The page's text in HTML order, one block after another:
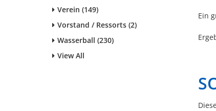
Verein (149)
Vorstand / Ressorts (2)
Wasserball (230)
View All
Ein